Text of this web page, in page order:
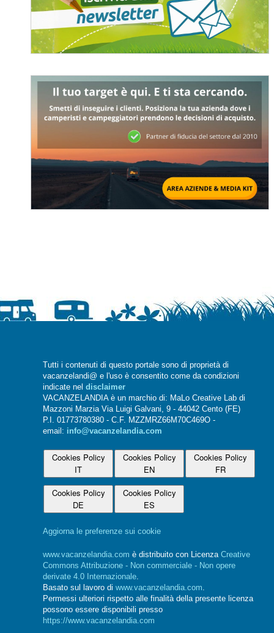
Tutti i contenuti di questo portale sono di proprietà di
vacanzelandi@ e l'uso è consentito come da condizioni
indicate nel disclaimer
VACANZELANDIA è un marchio di: MaLo Creative Lab di
Mazzoni Marzia Via Luigi Galvani, 9 - 44042 Cento (FE)
P.I. 01773780380 - C.F. MZZMRZ66M70C469O -
email: info@vacanzelandia.com
Cookies Policy
IT
Cookies Policy
EN
Cookies Policy
FR
Cookies Policy
DE
Cookies Policy
ES
Aggiorna le preferenze sui cookie
www.vacanzelandia.com è distribuito con Licenza Creative
Commons Attribuzione - Non commerciale - Non opere
derivate 4.0 Internazionale.
Basato sul lavoro di www.vacanzelandia.com.
Permessi ulteriori rispetto alle finalità della presente licenza
possono essere disponibili presso
https://www.vacanzelandia.com